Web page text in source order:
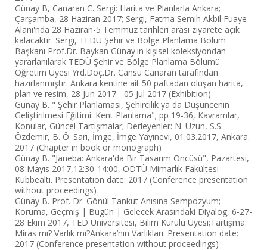
Günay B, Canaran C. Sergi: Harita ve Planlarla Ankara;
Çarşamba, 28 Haziran 2017; Sergi, Fatma Semih Akbil Fuaye
Alanı'nda 28 Haziran-5 Temmuz tarihleri arası ziyarete açık
kalacaktır. Sergi, TEDÜ Şehir ve Bölge Planlama Bölüm
Başkanı Prof.Dr. Baykan Günay'ın kişisel koleksiyondan
yararlanılarak TEDÜ Şehir ve Bölge Planlama Bölümü
Öğretim Üyesi Yrd.Doç.Dr. Cansu Canaran tarafından
hazırlanmıştır. Ankara kentine ait 50 paftadan oluşan harita,
plan ve resim, 28 Jun 2017 - 05 Jul 2017 (Exhibition)
Günay B. " Şehir Planlaması, Şehircilik ya da Düşüncenin
Geliştirilmesi Eğitimi. Kent Planlama"; pp 19-36, Kavramlar,
Konular, Güncel Tartışmalar; Derleyenler: N. Uzun, S.S.
Özdemir, B. Ö. Sarı, İmge, İmge Yayınevi, 01.03.2017, Ankara.
2017 (Chapter in book or monograph)
Günay B. "Janeba: Ankara'da Bir Tasarım Öncüsü", Pazartesi,
08 Mayıs 2017,12:30-14:00, ODTÜ Mimarlık Fakültesi
Kubbealtı. Presentation date: 2017 (Conference presentation
without proceedings)
Günay B. Prof. Dr. Gönül Tankut Anısına Sempozyum;
Koruma, Geçmiş | Bugün | Gelecek Arasındaki Diyalog, 6-27-
28 Ekim 2017, TED Üniversitesi, Bilim Kurulu Üyesi;Tartışma:
Miras mı? Varlık mı?Ankara’nın Varlıkları. Presentation date:
2017 (Conference presentation without proceedings)